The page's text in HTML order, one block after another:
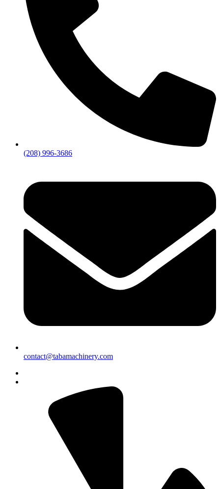
(208) 996-3686
contact@tabamachinery.com